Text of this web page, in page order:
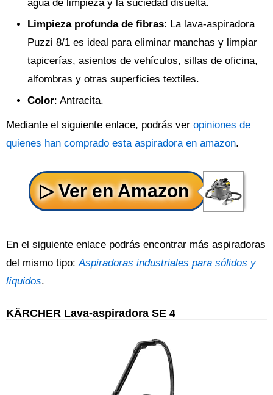
agua de limpieza y la suciedad disuelta.
Limpieza profunda de fibras: La lava-aspiradora
Puzzi 8/1 es ideal para eliminar manchas y limpiar
tapicerías, asientos de vehículos, sillas de oficina,
alfombras y otras superficies textiles.
Color: Antracita.
Mediante el siguiente enlace, podrás ver opiniones de
quienes han comprado esta aspiradora en amazon.
En el siguiente enlace podrás encontrar más aspiradoras
del mismo tipo:Aspiradoras industriales para sólidos y
líquidos.
KÄRCHER Lava-aspiradora SE 4